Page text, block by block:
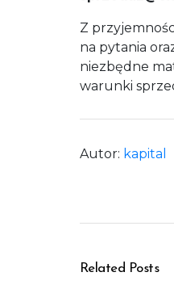
Z
na pytania
niezbędne
warunki
Autor: kapital
Related Posts